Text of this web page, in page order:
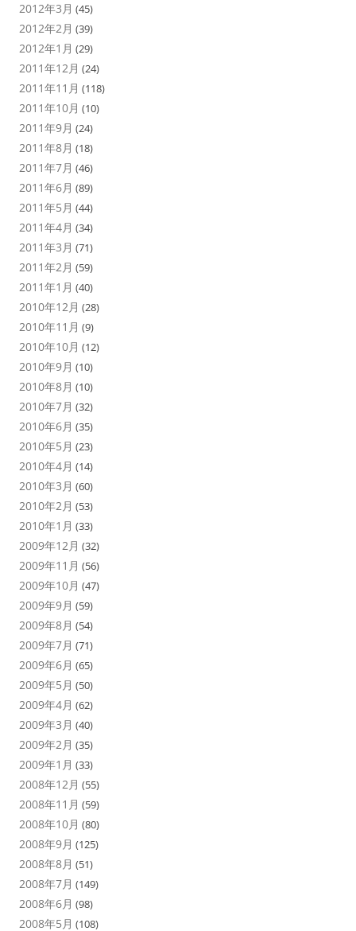
2012年3月 (45)
2012年2月 (39)
2012年1月 (29)
2011年12月 (24)
2011年11月 (118)
2011年10月 (10)
2011年9月 (24)
2011年8月 (18)
2011年7月 (46)
2011年6月 (89)
2011年5月 (44)
2011年4月 (34)
2011年3月 (71)
2011年2月 (59)
2011年1月 (40)
2010年12月 (28)
2010年11月 (9)
2010年10月 (12)
2010年9月 (10)
2010年8月 (10)
2010年7月 (32)
2010年6月 (35)
2010年5月 (23)
2010年4月 (14)
2010年3月 (60)
2010年2月 (53)
2010年1月 (33)
2009年12月 (32)
2009年11月 (56)
2009年10月 (47)
2009年9月 (59)
2009年8月 (54)
2009年7月 (71)
2009年6月 (65)
2009年5月 (50)
2009年4月 (62)
2009年3月 (40)
2009年2月 (35)
2009年1月 (33)
2008年12月 (55)
2008年11月 (59)
2008年10月 (80)
2008年9月 (125)
2008年8月 (51)
2008年7月 (149)
2008年6月 (98)
2008年5月 (108)